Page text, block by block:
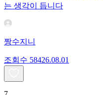
는 생각이 듭니다
짱수지니
조회수 58426.08.01